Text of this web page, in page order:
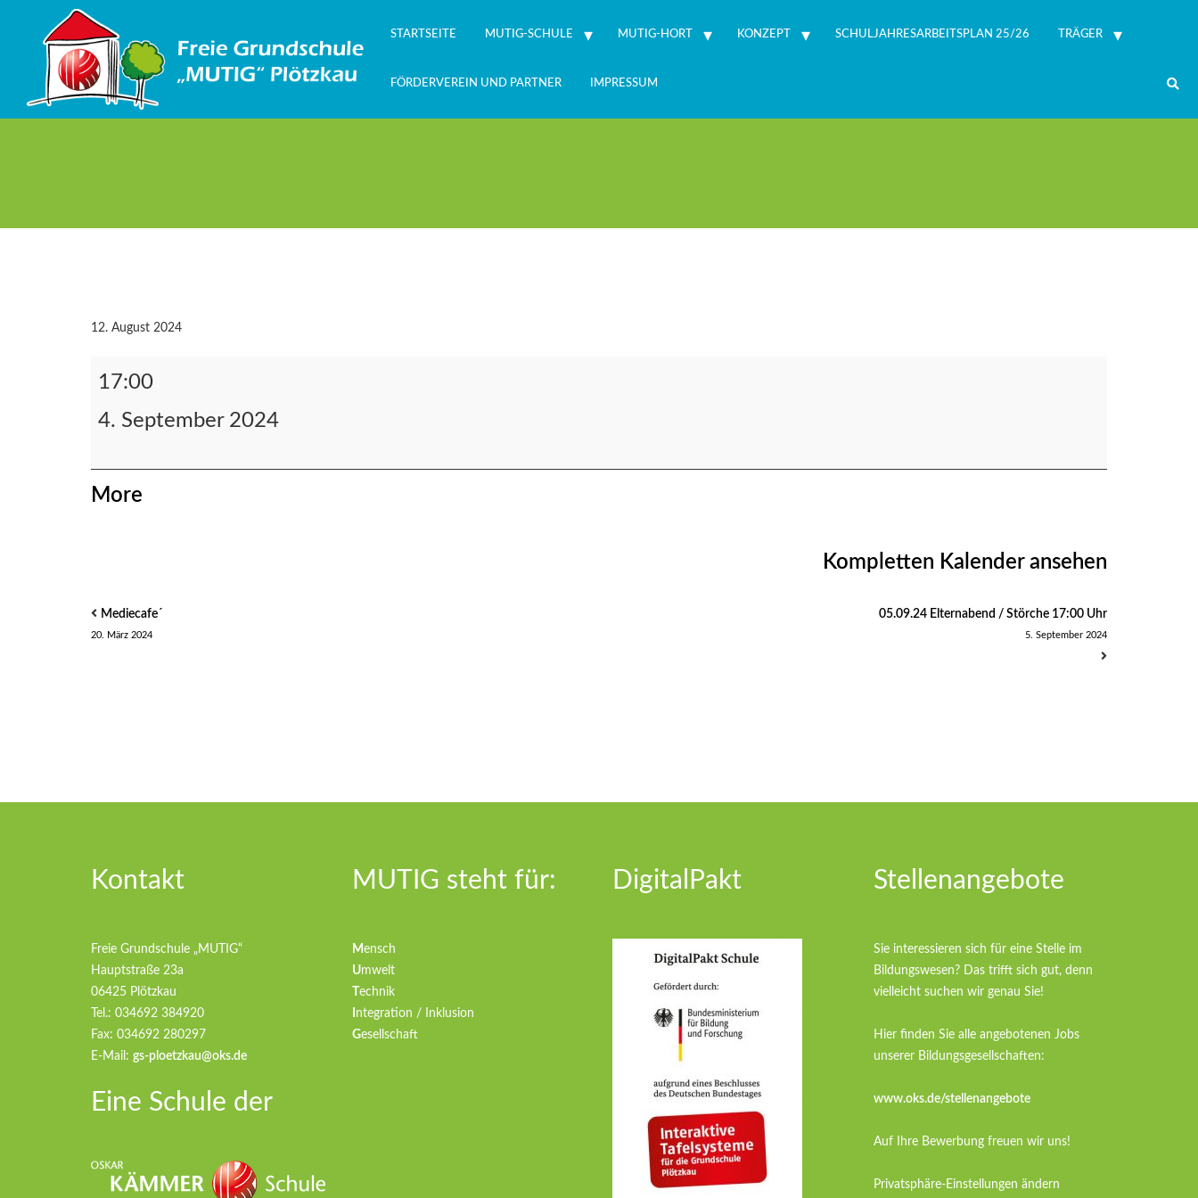
STARTSEITE MUTIG-SCHULE MUTIG-HORT KONZEPT SCHULJAHRESARBEITSPLAN 25/26 TRÄGER
FÖRDERVEREIN UND PARTNER IMPRESSUM
12. August 2024
Elternabend
Wildkatzen
/
Schwalben
17:00
4. September 2024
More
Kompletten Kalender ansehen
Mediecafe´
20. März 2024
05.09.24 Elternabend / Störche 17:00 Uhr
5. September 2024
Kontakt
Freie Grundschule „MUTIG“
Hauptstraße 23a
06425 Plötzkau
Tel.: 034692 384920
Fax: 034692 280297
E-Mail: gs-ploetzkau@oks.de
Eine Schule der
MUTIG steht für:
Mensch
Umwelt
echnik
ntegration / Inklusion
Gesellschaft
DigitalPakt Stellenangebote
Sie interessieren sich für eine Stelle im
Bildungswesen? Das trifft sich gut, denn
vielleicht suchen wir genau Sie!
Hier finden Sie alle angebotenen Jobs
unserer Bildungsgesellschaften:
www.oks.de/stellenangebote
Auf Ihre Bewerbung freuen wir uns!
Privatsphäre-Einstellungen ändern